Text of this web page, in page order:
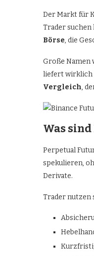
Der Markt für
Trader
Börse, die
Große Namen
liefert wirklich
Vergleich,
Was
Perpetual
spekulieren,
Derivate.
Trader nutzen